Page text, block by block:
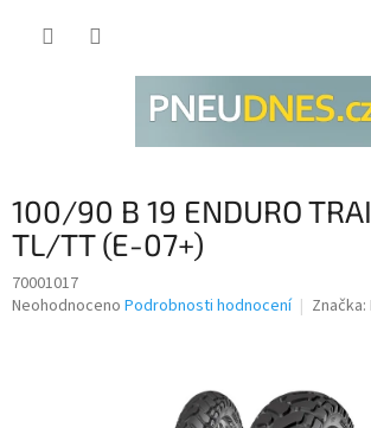
100/90 B 19 ENDURO
TL/TT (E-07+)
70001017
Průměrné
Neohodnoceno Podrobnosti hodnocení Značka: